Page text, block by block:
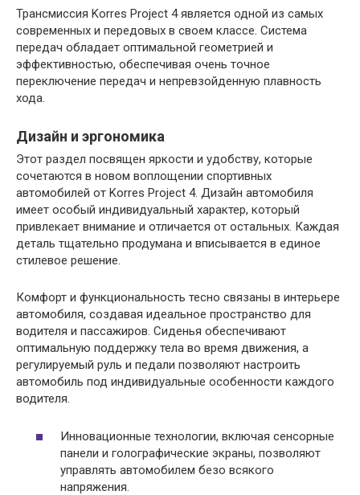
Трансмиссия Korres Project 4 является одной из самых
современных и передовых в своем классе. Система
передач обладает оптимальной геометрией и
эффективностью, обеспечивая очень точное
переключение передач и непревзойденную плавность
хода.
Дизайн и эргономика
Этот раздел посвящен яркости и удобству, которые
сочетаются в новом воплощении спортивных
автомобилей от Korres Project 4. Дизайн автомобиля
имеет особый индивидуальный характер, который
привлекает внимание и отличается от остальных. Каждая
деталь тщательно продумана и вписывается в единое
стилевое решение.
Комфорт и функциональность тесно связаны в интерьере
автомобиля, создавая идеальное пространство для
водителя и пассажиров. Сиденья обеспечивают
оптимальную поддержку тела во время движения, а
регулируемый руль и педали позволяют настроить
автомобиль под индивидуальные особенности каждого
водителя.
Инновационные технологии, включая сенсорные
панели и голографические экраны, позволяют
управлять автомобилем безо всякого
напряжения.